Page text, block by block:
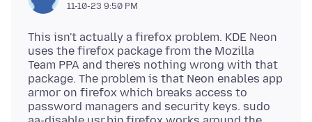
11-10-23 9:50 PM
This isn't actually a firefox problem. KDE Neon
uses the firefox package from the Mozilla
Team PPA and there's nothing wrong with that
package. The problem is that Neon enables app
armor on firefox which breaks access to
password managers and security keys. sudo